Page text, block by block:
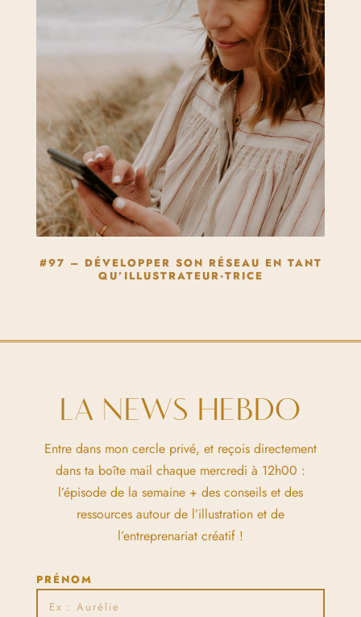
#97 – DÉVELOPPER SON RÉSEAU EN TANT
QU’ILLUSTRATEUR·TRICE
LA NEWS HEBDO
Entre dans mon cercle privé, et reçois directement
dans ta boîte mail chaque mercredi à 12h00 :
l’épisode de la semaine + des conseils et des
ressources autour de l’illustration et de
l’entreprenariat créatif !
PRÉNOM